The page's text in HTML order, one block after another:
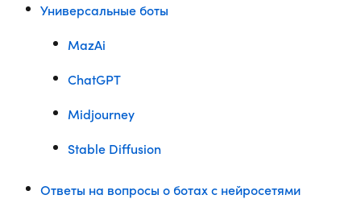
Универсальные боты
MazAi
ChatGPT
Midjourney
Stable Diffusion
Ответы на вопросы о ботах с нейросетями